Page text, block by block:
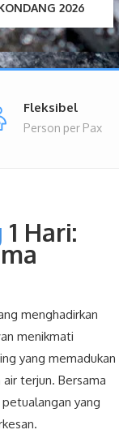
2026
Fleksibel
Person per Pax
1 Hari:
menghadirkan
menikmati
yang memadukan
terjun. Bersama
yang